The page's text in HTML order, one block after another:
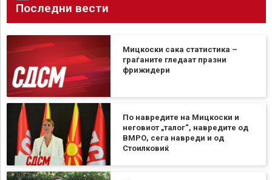
Последни вести
Мицкоски сака статистика –
граѓаните гледаат празни
фрижидери
По навредите на Мицкоски и
неговиот „талог“, навредите од
ВМРО, сега навреди и од
Стоилковиќ